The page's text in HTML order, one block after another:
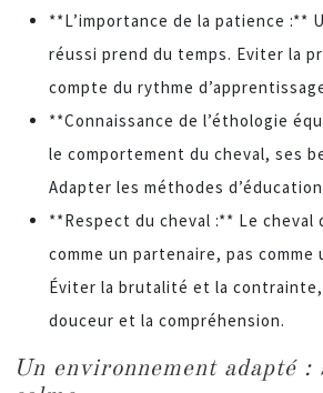
**L’importance de la patience :**
réussi prend du temps. Eviter la
compte du rythme
**Connaissance de l’éthologie
le comportement du cheval, ses
Adapter les méthodes
**Respect du cheval :** Le
comme un partenaire, pas comme
Éviter la brutalité et la
douceur et la compréhension.
Un environnement adapté :